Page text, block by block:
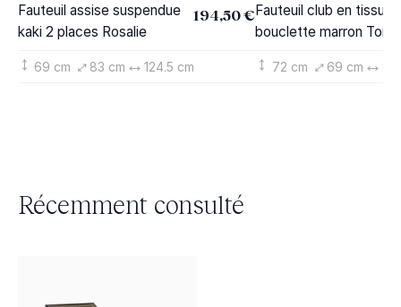
Fauteuil assise suspendue
kaki 2 places Rosalie
194,50 €
69 cm 83 cm 124.5 cm
Fauteuil club en tissu
bouclette marron
72 cm 69 cm
Récemment consulté